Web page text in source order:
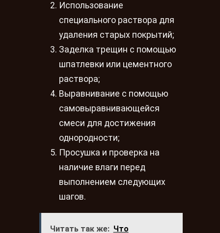
Использование
специального раствора для
удаления старых покрытий;
Заделка трещин с помощью
шпатлевки или цементного
раствора;
Выравнивание с помощью
самовыравнивающейся
смеси для достижения
однородности;
Просушка и проверка на
наличие влаги перед
выполнением следующих
шагов.
Читать так же: Что